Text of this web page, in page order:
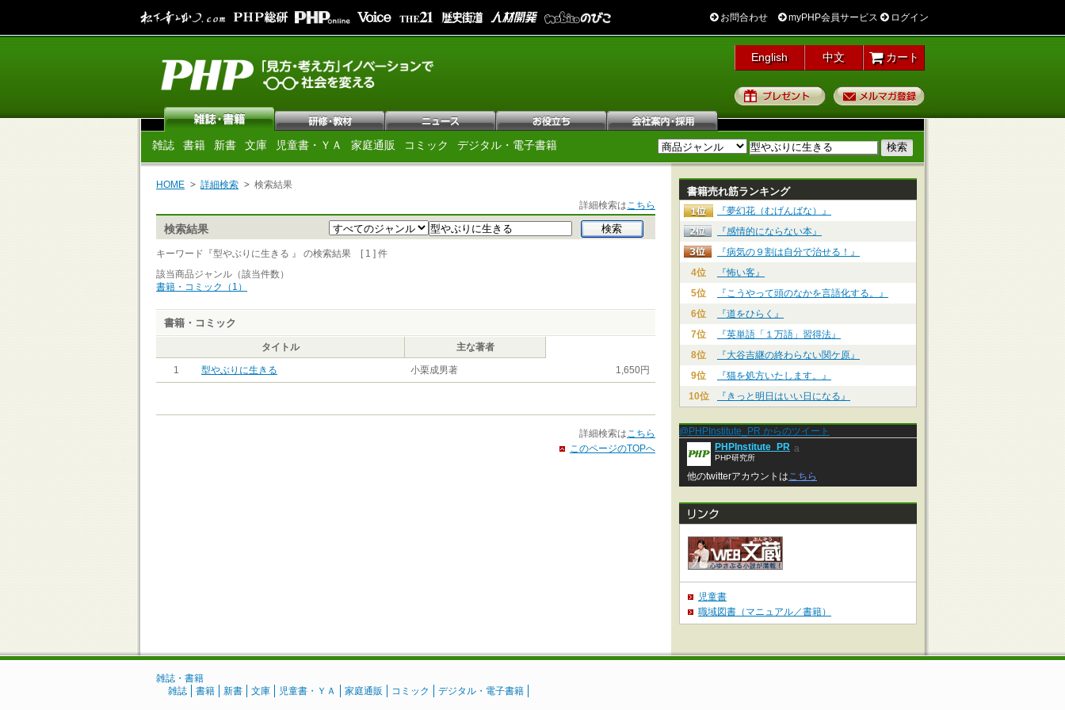
お問合わせ myPHP会員サービス ログイン
English 中文 カート
プレゼント
雑誌 書籍 新書 文庫 児童書・ＹＡ 家庭通販 コミック デジタル・電子書籍
HOME 詳細検索
検索結果
詳細検索はこちら
検索結果
キーワード『型やぶりに生きる 』 の検索結果 [ 1 ] 件
該当商品ジャンル（該当件数）
書籍・コミック（1）
書籍・コミック
タイトル 主な著者
1 型やぶりに生きる 小栗成男著 1,650円
詳細検索はこちら
このページのTOPへ
書籍売れ筋ランキング
『夢幻花（むげんばな）』
『感情的にならない本』
『病気の９割は自分で治せる！』
4位
『怖い客』
5位
『こうやって頭のなかを言語化する。』
6位
『道をひらく』
7位
『英単語「１万語」習得法』
8位
『大谷吉継の終わらない関ケ原』
9位
『猫を処方いたします。』
10位
『きっと明日はいい日になる』
@PHPInstitute_PR からのツイート
PHPInstitute_PR
PHP研究所
a
他のtwitterアカウントはこちら
児童書
職域図書（マニュアル／書籍）
雑誌・書籍
雑誌
書籍 新書 文庫 児童書・ＹＡ 家庭通販 コミック デジタル・電子書籍